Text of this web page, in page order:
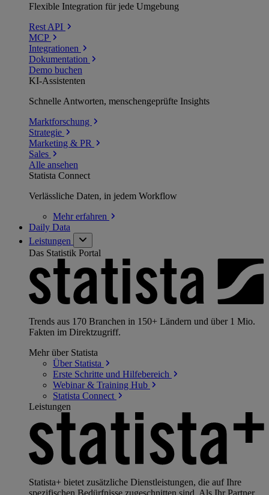
Flexible Integration für jede Umgebung
Rest API
MCP
Integrationen
Dokumentation
Demo buchen
KI-Assistenten
Schnelle Antworten, menschengeprüfte Insights
Marktforschung
Strategie
Marketing & PR
Sales
Alle ansehen
Statista Connect
Verlässliche Daten, in jedem Workflow
Mehrerfahren
Daily Data
Leistungen
Das Statistik Portal
Trends aus 170 Branchen in 150+ Ländern und über 1 Mio.
Fakten im Direktzugriff.
Mehr über Statista
Über Statista
Erste Schritte und Hilfebereich
Webinar & Training Hub
Statista Connect
Leistungen
Statista+ bietet zusätzliche Dienstleistungen, die auf Ihre
spezifischen Bedürfnisse zugeschnitten sind. Als Ihr Partner